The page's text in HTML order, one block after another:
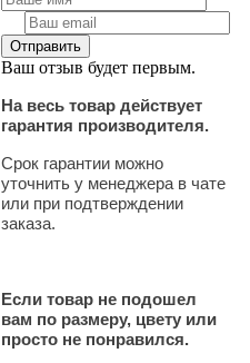
Ваш отзыв будет первым.
На весь товар действует
гарантия производителя.
Срок гарантии можно
уточнить у менеджера в чате
или при подтверждении
заказа.
Если товар не подошел
вам по размеру, цвету или
просто не понравился.